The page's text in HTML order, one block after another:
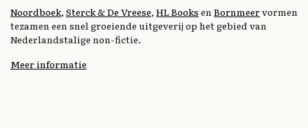
Noordboek, Sterck & De Vreese, HL Books enBornmeervormen
tezamen een snel groeiende uitgeverij op het gebied van
Nederlandstalige non-fictie.
Meer informatie